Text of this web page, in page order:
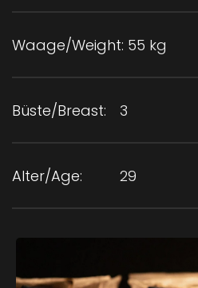
Waage/Weight: 55 kg
Büste/Breast: 3
Alter/Age: 29